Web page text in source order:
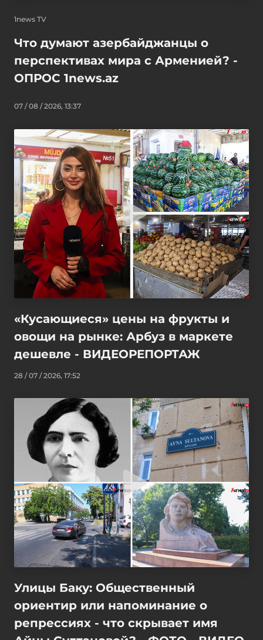
1news TV
Что думают азербайджанцы о
перспективах мира с Арменией? -
ОПРОС 1news.az
07 / 08 / 2026, 13:37
«Кусающиеся» цены на фрукты и
овощи на рынке: Арбуз в маркете
дешевле - ВИДЕОРЕПОРТАЖ
28 / 07 / 2026, 17:52
Улицы Баку: Общественный
ориентир или напоминание о
репрессиях - что скрывает имя